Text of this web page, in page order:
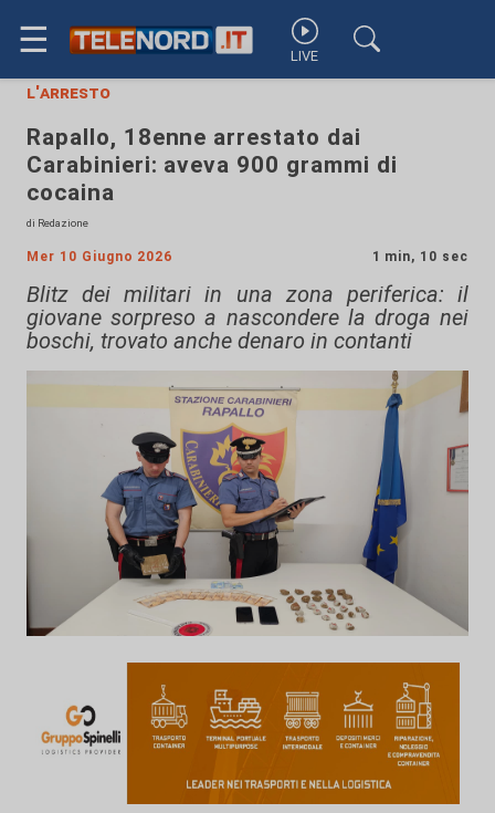
☰ LIVE
l'arresto
Rapallo, 18enne arrestato dai
Carabinieri: aveva 900 grammi di
cocaina
di Redazione
Mer 10 Giugno 2026 1 min, 10 sec
Blitz dei militari in una zona periferica: il
giovane sorpreso a nascondere la droga nei
boschi, trovato anche denaro in contanti